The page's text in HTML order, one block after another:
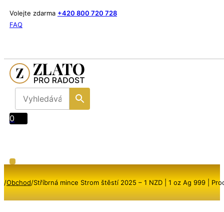
Volejte zdarma +420 800 720 728
FAQ
0
/Obchod/Stříbrná mince Strom štěstí 2025 – 1 NZD | 1 oz Ag 999 |